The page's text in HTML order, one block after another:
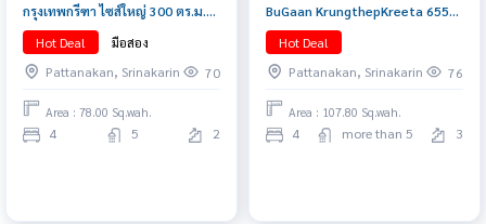
กรุงเทพกรีฑา ไซส์ใหญ่ 300 ตร.ม.
เพียง 32 ล้านบาท
Hot Deal
มือสอง
Pattanakan, Srinakarin
70
Area : 78.00 Sq.wah.
4 5 2
BuGaan KrungthepKreeta 655
ตร.ม. 107.8 ตร.วา. 4-6 🛏️ 7 🛁 2
ห้องแม่บ้าน 4 ที่จอด Exculsive
deal & Privilege service 065-
6956939 (ลูกเกด)
Hot Deal
Pattanakan, Srinakarin
76
Area : 107.80 Sq.wah.
4 more than 5 3